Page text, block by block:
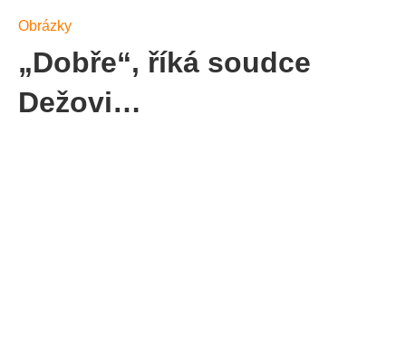
Obrázky
„Dobře“, říká soudce
Dežovi…